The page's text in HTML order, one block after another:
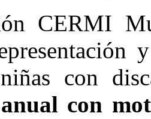
CERMI
con
con